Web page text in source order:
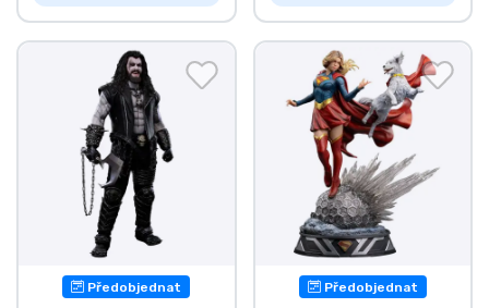
Předobjednat Předobjednat